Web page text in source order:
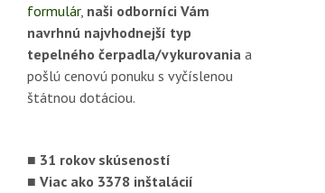
formulár, naši odborníci Vám
navrhnú najvhodnejší typ
tepelného čerpadla/vykurovania a
pošlú cenovú ponuku s vyčíslenou
štátnou dotáciou.
■ 31 rokov skúseností
■ Viac ako 3378 inštalácií